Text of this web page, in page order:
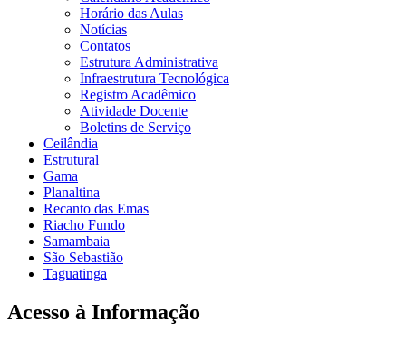
Horário das Aulas
Notícias
Contatos
Estrutura Administrativa
Infraestrutura Tecnológica
Registro Acadêmico
Atividade Docente
Boletins de Serviço
Ceilândia
Estrutural
Gama
Planaltina
Recanto das Emas
Riacho Fundo
Samambaia
São Sebastião
Taguatinga
Acesso à Informação